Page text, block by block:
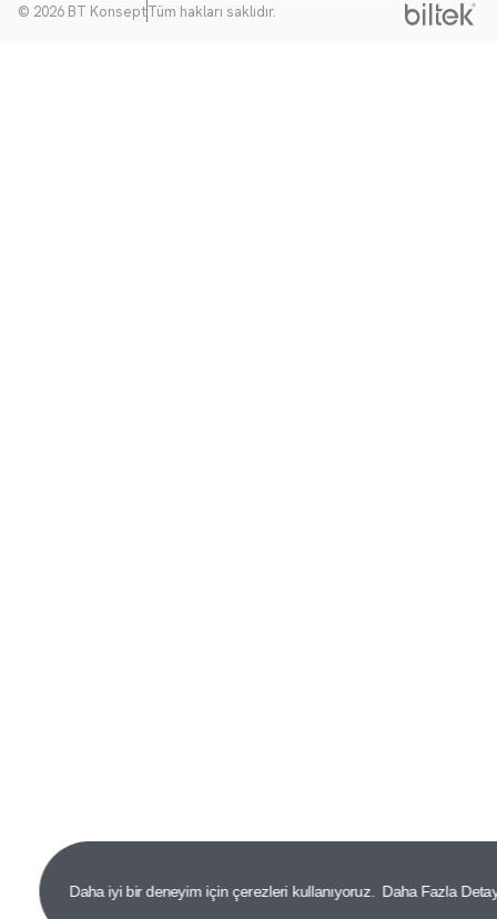
Daha iyi bir deneyim için çerezleri kullanıyoruz. Daha Fazla
© 2026 BT KonseptTüm hakları saklıdır.